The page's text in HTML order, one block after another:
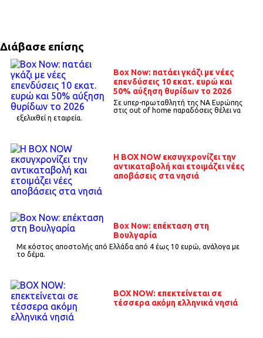
Διάβασε επίσης
Box Now: πατάει γκάζι με νέες
επενδύσεις 10 εκατ. ευρώ και
50% αύξηση θυρίδων το 2026
Σε υπερ-πρωταθλητή της ΝΑ Ευρώπης
στις out of home παραδόσεις θέλει να
εξελιχθεί η εταιρεία.
Η BOX NOW εκσυγχρονίζει την
αντικαταβολή και ετοιμάζει νέες
αποβάσεις στα νησιά
Box Now: επέκταση στη
Βουλγαρία
Mε κόστος αποστολής από Ελλάδα από 4 έως 10 ευρώ, ανάλογα με
το δέμα.
BOX NOW: επεκτείνεται σε
τέσσερα ακόμη ελληνικά νησιά